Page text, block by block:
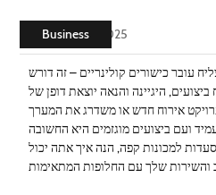
Estate
Technology
Contact
Us
Business
June 19, 2025
עובר כישורים קולינריים – זה דורש
היגיינה והנאה יוצאת דופן של
אירוח חדש או משדרג את המערך
ועם ביצועים מוגזמים היא החשובה
למכונות קפה, הנה איך אתה יכול